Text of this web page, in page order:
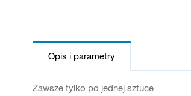
Opis i parametry
Zawsze tylko po jednej sztuce